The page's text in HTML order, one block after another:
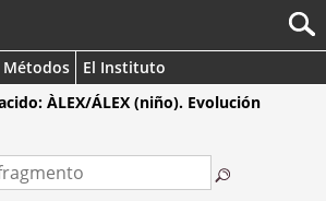
Métodos
El Instituto
ÀLEX/ÁLEX (niño). Evolución